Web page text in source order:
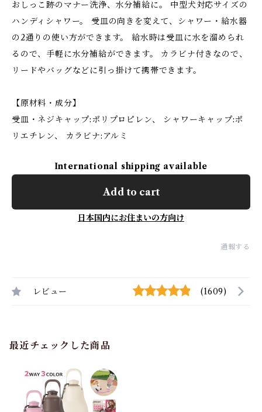
おしっこ跡のマナー洗浄、水分補給に。 中型犬対応サイズの
ハンディシャワー。 受皿の向きを変えて、シャワー・給水器
の2通りの使い方ができます。 給水時は受皿に水を溜められ
るので、手軽に水分補給ができます。 カラビナ付きなので、
リードやバッグなどに引っ掛けて携帯できます。
【原材料・成分】
受皿・ネジキャップ:ポリプロピレン、 シャワーキャップ:ポ
リエチレン、 カラビナ:アルミ
International shipping available
Add to cart
日本国内にお住まいの方向け
通報する
レビュー (1609)
最近チェックした商品